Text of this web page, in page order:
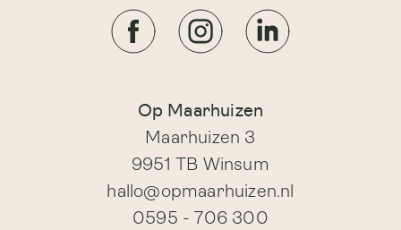
Op Maarhuizen
Maarhuizen 3
9951 TB Winsum
hallo@opmaarhuizen.nl
0595 - 706 300